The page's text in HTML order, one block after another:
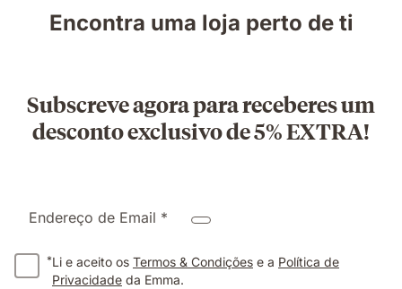
Encontra uma loja perto de ti
Subscreve agora para receberes um
desconto exclusivo de 5% EXTRA!
Endereço de Email *
*Li e aceito os Termos & Condições e a Política de
Privacidade da Emma.